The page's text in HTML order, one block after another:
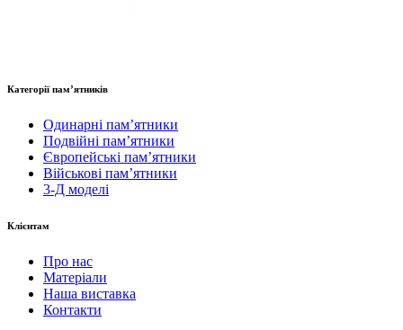
Категорії пам’ятників
Одинарні пам’ятники
Подвійні пам’ятники
Європейські пам’ятники
Військові пам’ятники
3-Д моделі
Клієнтам
Про нас
Матеріали
Наша виставка
Контакти